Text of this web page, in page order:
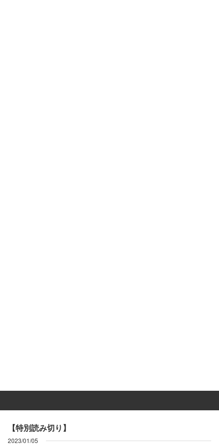
【特別読み切り】
2023/01/05